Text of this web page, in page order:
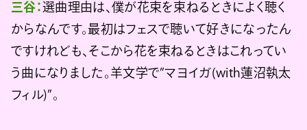
三谷：選曲理由は、僕が花束を束ねるときによく聴く
からなんです。最初はフェスで聴いて好きになったん
ですけれども、そこから花を束ねるときはこれってい
う曲になりました。羊文学で”マヨイガ(with蓮沼執太
フィル)”。